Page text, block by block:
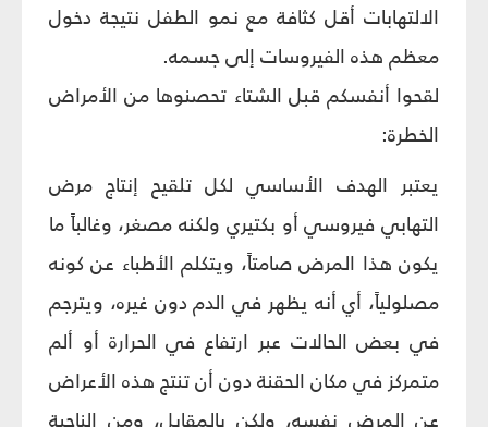
الالتهابات أقل كثافة مع نمو الطفل نتيجة دخول
معظم هذه الفيروسات إلى جسمه.
لقحوا أنفسكم قبل الشتاء تحصنوها من الأمراض
الخطرة:
يعتبر الهدف الأساسي لكل تلقيح إنتاج مرض
التهابي فيروسي أو بكتيري ولكنه مصغر، وغالباً ما
يكون هذا المرض صامتاً، ويتكلم الأطباء عن كونه
مصلولياً، أي أنه يظهر في الدم دون غيره، ويترجم
في بعض الحالات عبر ارتفاع في الحرارة أو ألم
متمركز في مكان الحقنة دون أن تنتج هذه الأعراض
عن المرض نفسه، ولكن بالمقابل، ومن الناحية